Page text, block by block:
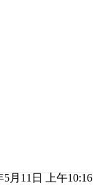
5月11日 上午10:16